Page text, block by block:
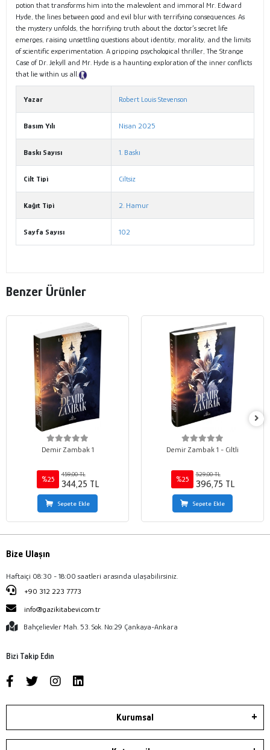
potion that transforms him into the malevolent and immoral Mr. Edward
Hyde, the lines between good and evil blur with terrifying consequences. As
the mystery unfolds, the horrifying truth about the doctor’s secret life
emerges, raising unsettling questions about identity, morality, and the limits
of scientific experimentation. A gripping psychological thriller, The Strange
Case of Dr. Jekyll and Mr. Hyde is a haunting exploration of the inner conflicts
that lie within us all.
Yazar Robert Louis Stevenson
Basım Yılı Nisan 2025
Baskı Sayısı 1. Baskı
Cilt Tipi Ciltsiz
Kağıt Tipi 2. Hamur
Sayfa Sayısı 102
Benzer Ürünler
Demir Zambak 1
%25
459,00 TL
344,25 TL
Sepete Ekle
Demir Zambak 1 - Ciltli
%25
529,00 TL
396,75 TL
Sepete Ekle
Bize Ulaşın
Haftaiçi 08:30 - 18:00 saatleri arasında ulaşabilirsiniz.
+90 312 223 7773
info@gazikitabevi.com.tr
Bahçelievler Mah. 53. Sok. No:29 Çankaya-Ankara
Bizi Takip Edin
Kurumsal